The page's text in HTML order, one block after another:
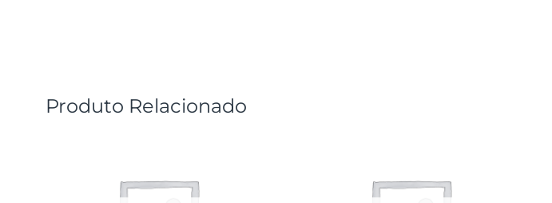
Produto Relacionado